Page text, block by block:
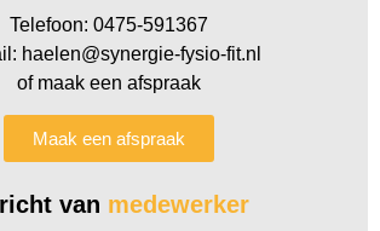
Telefoon: 0475-591367
haelen@synergie-fysio-fit.nl
of maak een afspraak
Maak een afspraak
van medewerker